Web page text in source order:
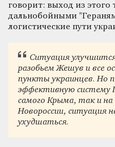
говорит: выход из этого
дальнобойными
логистические пути
Ситуация
разобьем Жешув и все
пункты украинцев. Но
эффективную систему
самого Крыма, так и
Новороссии, ситуация
ухудшаться.